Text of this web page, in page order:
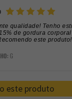
qualidade! Tenho
de gordura
este produto!
G
este produto